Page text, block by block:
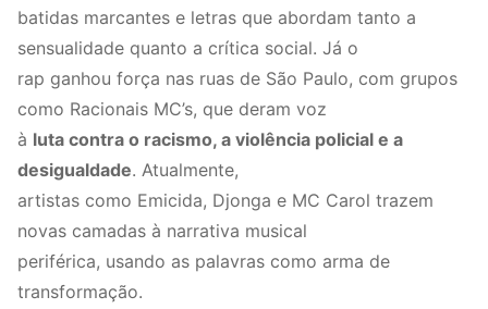
batidas marcantes e letras que abordam tanto a
sensualidade quanto a crítica social. Já o
rap ganhou força nas ruas de São Paulo, com grupos
como Racionais MC’s, que deram voz
à luta contra o racismo, a violência policial e a
desigualdade. Atualmente,
artistas como Emicida, Djonga e MC Carol trazem
novas camadas à narrativa musical
periférica, usando as palavras como arma de
transformação.